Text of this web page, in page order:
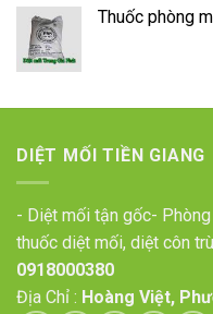
Thuốc phòng
DIỆT MỐI TIỀN GIANG
- Diệt mối tận gốc-
thuốc diệt mối, diệt côn
0918000380
Địa Chỉ : Hoàng Việt,